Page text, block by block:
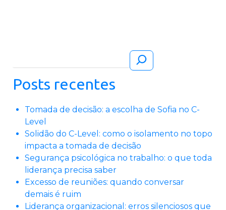
Posts recentes
Tomada de decisão: a escolha de Sofia no C-
Level
Solidão do C-Level: como o isolamento no topo
impacta a tomada de decisão
Segurança psicológica no trabalho: o que toda
liderança precisa saber
Excesso de reuniões: quando conversar
demais é ruim
Liderança organizacional: erros silenciosos que